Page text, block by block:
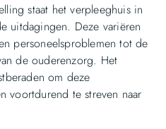
staat het verpleeghuis in
uitdagingen. Deze variëren
personeelsproblemen tot de
de ouderenzorg. Het
om deze
voortdurend te streven naar